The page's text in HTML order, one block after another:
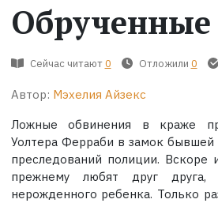
Обрученные
Сейчас читают 0 Отложили 0
Автор: Мэхелия Айзекс
Ложные обвинения в краже
Уолтера Ферраби в замок
преследований полиции.
прежнему любят друг
нерожденного ребенка. Только